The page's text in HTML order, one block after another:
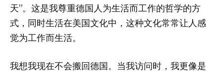
天”。这是我尊重德国人为生活而工作的哲学的方
式，同时生活在美国文化中，这种文化常常让人感
觉为工作而生活。
我想我现在不会搬回德国。当我访问时，我更像是